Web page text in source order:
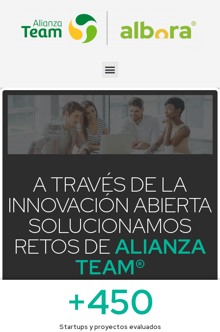
A TRAVÉS DE LA
INNOVACIÓN ABIERTA
SOLUCIONAMOS
RETOS DEALIANZA
TEAM®
Startups y proyectos evaluados
+450